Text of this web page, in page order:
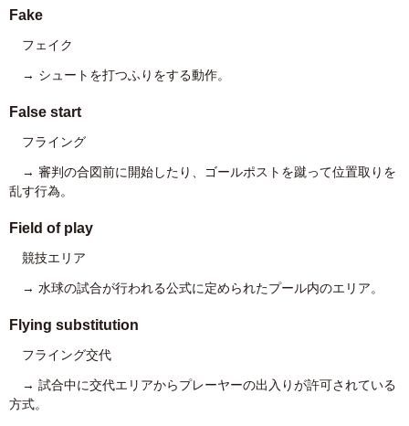
Fake
フェイク
→ シュートを打つふりをする動作。
False start
フライング
→ 審判の合図前に開始したり、ゴールポストを蹴って位置取りを
乱す行為。
Field of play
競技エリア
→ 水球の試合が行われる公式に定められたプール内のエリア。
Flying substitution
フライング交代
→ 試合中に交代エリアからプレーヤーの出入りが許可されている
方式。